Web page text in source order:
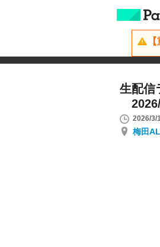
生配
2026/
2026/3/
梅田